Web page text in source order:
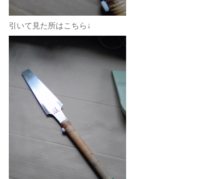
引いて見た所はこちら↓